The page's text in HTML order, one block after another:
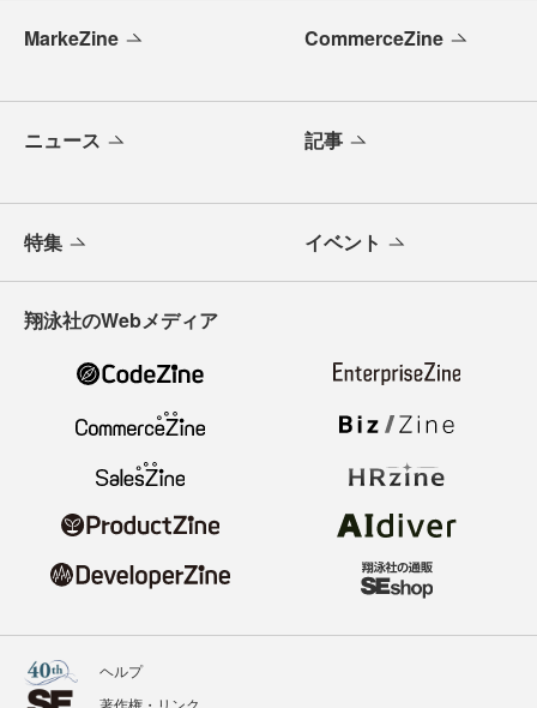
MarkeZine CommerceZine
ニュース 記事
特集 イベント
翔泳社のWebメディア
ヘルプ
著作権・リンク